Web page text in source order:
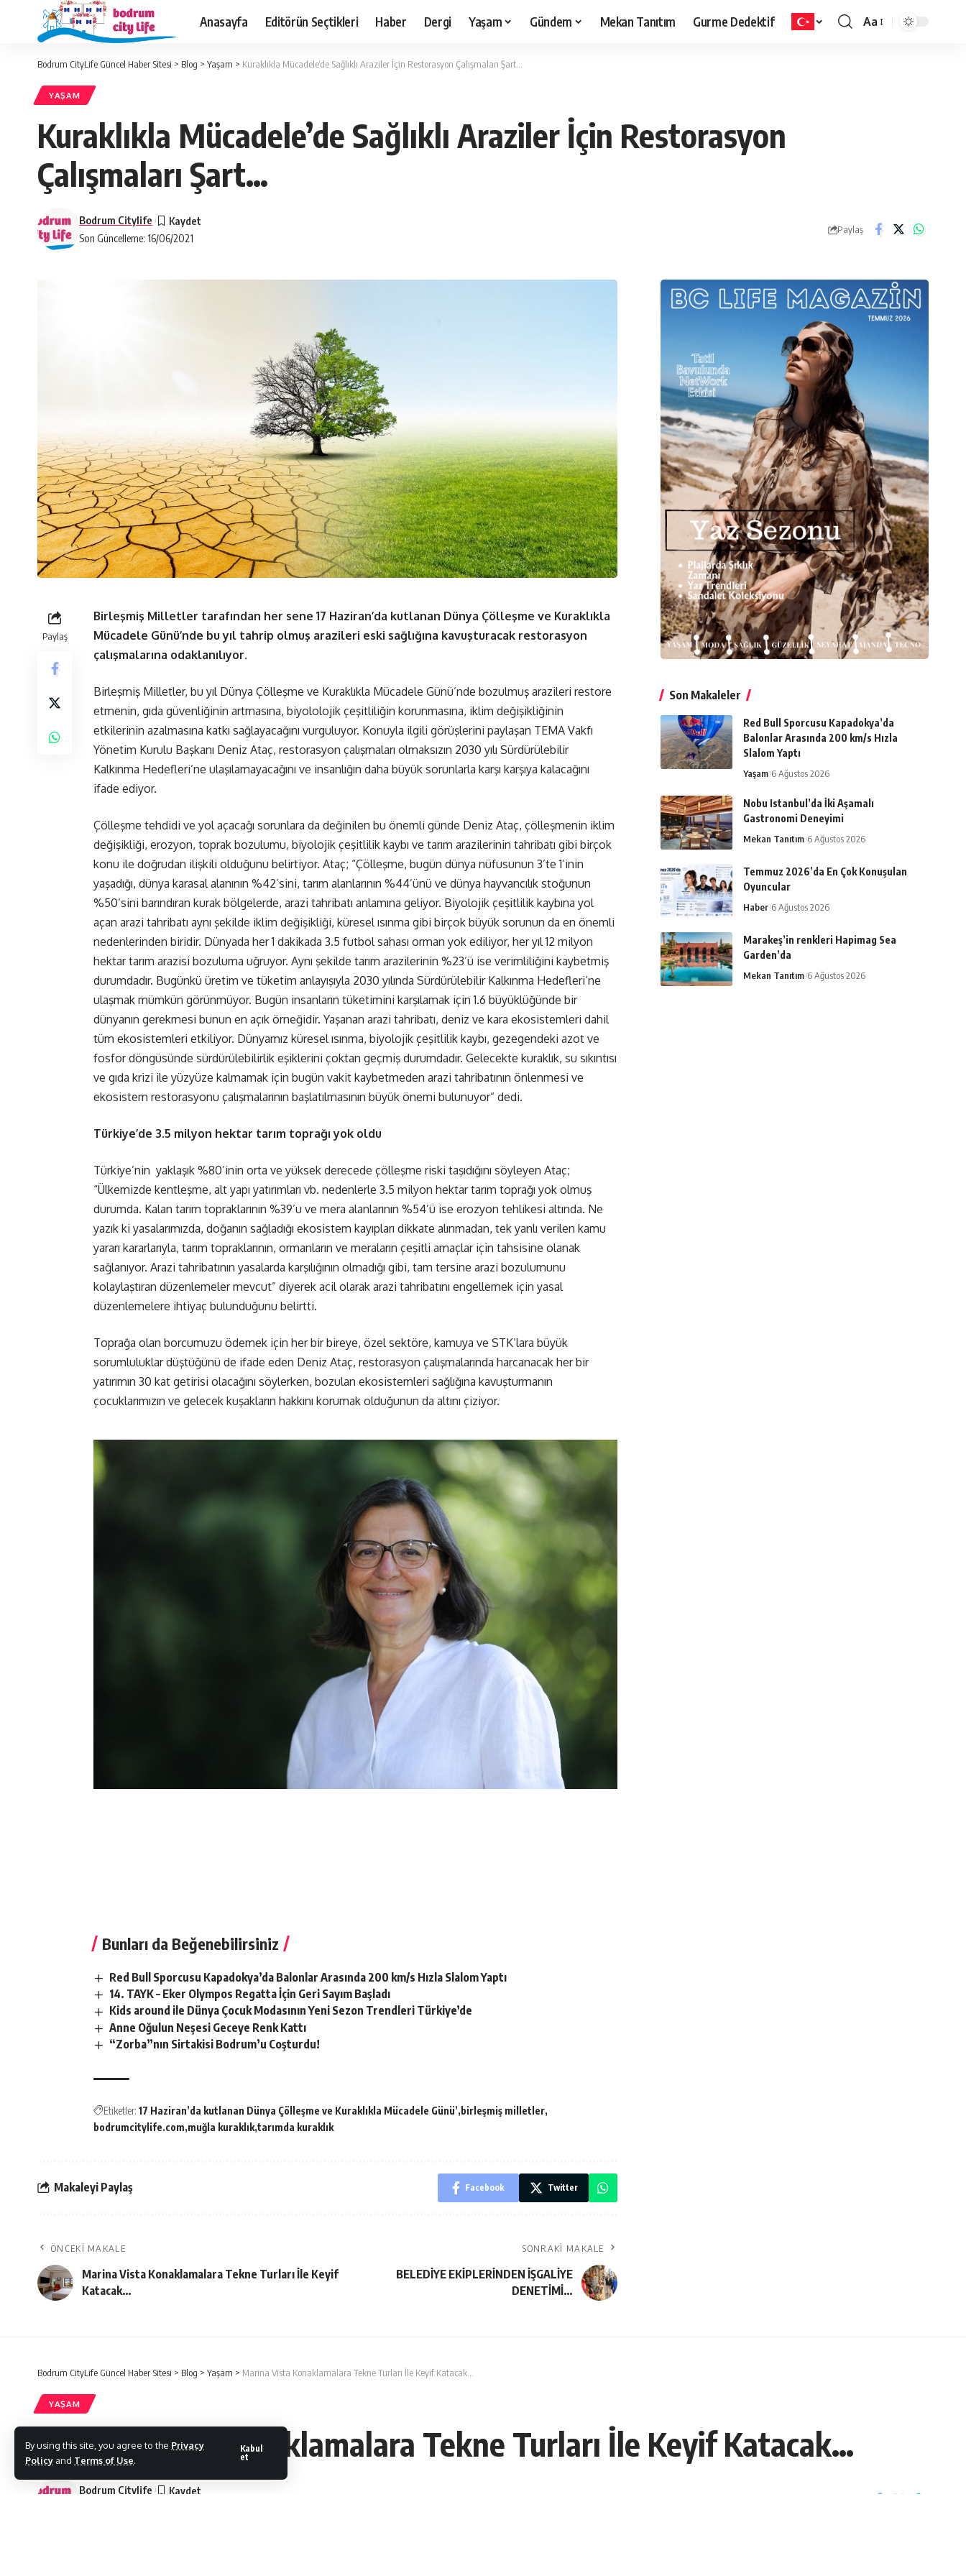
By using this site, you agree to the Privacy
Policy and Terms of Use.
Kabul
et
Anasayfa Editörün Seçtikleri Haber Dergi Yaşam Gündem Mekan Tanıtım Gurme Dedektif Aa
Bodrum CityLife Güncel Haber Sitesi > Blog > Yaşam > Kuraklıkla Mücadele’de Sağlıklı Araziler İçin Restorasyon Çalışmaları Şart…
YAŞAM
Kuraklıkla Mücadele’de Sağlıklı Araziler İçin Restorasyon
Çalışmaları Şart…
Son Güncelleme: 16/06/2021
Bodrum Citylife
Paylaş
Paylaş
Birleşmiş Milletler tarafından her sene 17 Haziran’da kutlanan Dünya Çölleşme ve Kuraklıkla
Mücadele Günü’nde bu yıl tahrip olmuş arazileri eski sağlığına kavuşturacak restorasyon
çalışmalarına odaklanılıyor.
Birleşmiş Milletler, bu yıl Dünya Çölleşme ve Kuraklıkla Mücadele Günü’nde bozulmuş arazileri restore
etmenin, gıda güvenliğinin artmasına, biyololojik çeşitliliğin korunmasına, iklim değişikliğinin
etkilerinin azalmasına katkı sağlayacağını vurguluyor. Konuyla ilgili görüşlerini paylaşan TEMA Vakfı
Yönetim Kurulu Başkanı Deniz Ataç, restorasyon çalışmaları olmaksızın 2030 yılı Sürdürülebilir
Kalkınma Hedefleri’ne ulaşılamayacağını ve insanlığın daha büyük sorunlarla karşı karşıya kalacağını
ifade ediyor.
Çölleşme tehdidi ve yol açacağı sorunlara da değinilen bu önemli günde Deniz Ataç, çölleşmenin iklim
değişikliği, erozyon, toprak bozulumu, biyolojik çeşitlilik kaybı ve tarım arazilerinin tahribatı gibi birçok
konu ile doğrudan ilişkili olduğunu belirtiyor. Ataç; “Çölleşme, bugün dünya nüfusunun 3’te 1’inin
yaşadığı, dünya karasal alanının %42’sini, tarım alanlarının %44’ünü ve dünya hayvancılık stoğunun
%50’sini barındıran kurak bölgelerde, arazi tahribatı anlamına geliyor. Biyolojik çeşitlilik kaybına yol
açan arazi tahribatı aynı şekilde iklim değişikliği, küresel ısınma gibi birçok büyük sorunun da en önemli
nedenlerinden biridir. Dünyada her 1 dakikada 3.5 futbol sahası orman yok ediliyor, her yıl 12 milyon
hektar tarım arazisi bozuluma uğruyor. Aynı şekilde tarım arazilerinin %23’ü ise verimliliğini kaybetmiş
durumdadır. Bugünkü üretim ve tüketim anlayışıyla 2030 yılında Sürdürülebilir Kalkınma Hedefleri’ne
ulaşmak mümkün görünmüyor. Bugün insanların tüketimini karşılamak için 1.6 büyüklüğünde bir
dünyanın gerekmesi bunun en açık örneğidir. Yaşanan arazi tahribatı, deniz ve kara ekosistemleri dahil
tüm ekosistemleri etkiliyor. Dünyamız küresel ısınma, biyolojik çeşitlilik kaybı, gezegendeki azot ve
fosfor döngüsünde sürdürülebilirlik eşiklerini çoktan geçmiş durumdadır. Gelecekte kuraklık, su sıkıntısı
ve gıda krizi ile yüzyüze kalmamak için bugün vakit kaybetmeden arazi tahribatının önlenmesi ve
ekosistem restorasyonu çalışmalarının başlatılmasının büyük önemi bulunuyor” dedi.
Türkiye’de 3.5 milyon hektar tarım toprağı yok oldu
Türkiye’nin yaklaşık %80’inin orta ve yüksek derecede çölleşme riski taşıdığını söyleyen Ataç;
“Ülkemizde kentleşme, alt yapı yatırımları vb. nedenlerle 3.5 milyon hektar tarım toprağı yok olmuş
durumda. Kalan tarım topraklarının %39’u ve mera alanlarının %54’ü ise erozyon tehlikesi altında. Ne
yazık ki yasalarımızda, doğanın sağladığı ekosistem kayıpları dikkate alınmadan, tek yanlı verilen kamu
yararı kararlarıyla, tarım topraklarının, ormanların ve meraların çeşitli amaçlar için tahsisine olanak
sağlanıyor. Arazi tahribatının yasalarda karşılığının olmadığı gibi, tam tersine arazi bozulumunu
kolaylaştıran düzenlemeler mevcut” diyerek acil olarak arazi tahribatını engellemek için yasal
düzenlemelere ihtiyaç bulunduğunu belirtti.
Toprağa olan borcumuzu ödemek için her bir bireye, özel sektöre, kamuya ve STK’lara büyük
sorumluluklar düştüğünü de ifade eden Deniz Ataç, restorasyon çalışmalarında harcanacak her bir
yatırımın 30 kat getirisi olacağını söylerken, bozulan ekosistemleri sağlığına kavuşturmanın
çocuklarımızın ve gelecek kuşakların hakkını korumak olduğunun da altını çiziyor.
Bunları da Beğenebilirsiniz
Red Bull Sporcusu Kapadokya’da Balonlar Arasında 200 km/s Hızla Slalom Yaptı
14. TAYK – Eker Olympos Regatta İçin Geri Sayım Başladı
Kids around ile Dünya Çocuk Modasının Yeni Sezon Trendleri Türkiye’de
Anne Oğulun Neşesi Geceye Renk Kattı
“Zorba”nın Sirtakisi Bodrum’u Coşturdu!
Etiketler: 17 Haziran’da kutlanan Dünya Çölleşme ve Kuraklıkla Mücadele Günü’ birleşmiş milletler
bodrumcitylife.com muğla kuraklık tarımda kuraklık
Makaleyi Paylaş Facebook Twitter
ÖNCEKI MAKALE
Marina Vista Konaklamalara Tekne Turları İle Keyif
Katacak…
SONRAKI MAKALE
BELEDİYE EKİPLERİNDEN İŞGALİYE
DENETİMİ…
Son Makaleler
Red Bull Sporcusu Kapadokya’da
Balonlar Arasında 200 km/s Hızla
Slalom Yaptı
Yaşam 6 Ağustos 2026
Nobu Istanbul’da İki Aşamalı
Gastronomi Deneyimi
Mekan Tanıtım 6 Ağustos 2026
Temmuz 2026’da En Çok Konuşulan
Oyuncular
Haber 6 Ağustos 2026
Marakeş’in renkleri Hapimag Sea
Garden’da
Mekan Tanıtım 6 Ağustos 2026
Bodrum CityLife Güncel Haber Sitesi > Blog > Yaşam > Marina Vista Konaklamalara Tekne Turları İle Keyif Katacak…
YAŞAM
Marina Vista Konaklamalara Tekne Turları İle Keyif Katacak…
Bodrum Citylife